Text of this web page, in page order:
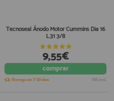
Tecnoseal Ánodo Motor Cummins Dia 16
L.31 3/8
9,55€
comprar
Entrega en 7-10 días IVA incl.